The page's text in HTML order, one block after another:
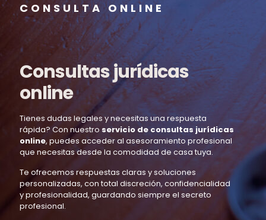
CONSULTA ONLINE
Consultas jurídicas
online
Tienes dudas legales y necesitas una respuesta
rápida? Con nuestro servicio de consultas jurídicas
online, puedes acceder al asesoramiento profesional
que necesitas desde la comodidad de casa tuya.
Te ofrecemos respuestas claras y soluciones
personalizadas, con total discreción, confidencialidad
y profesionalidad, guardando siempre el secreto
profesional.